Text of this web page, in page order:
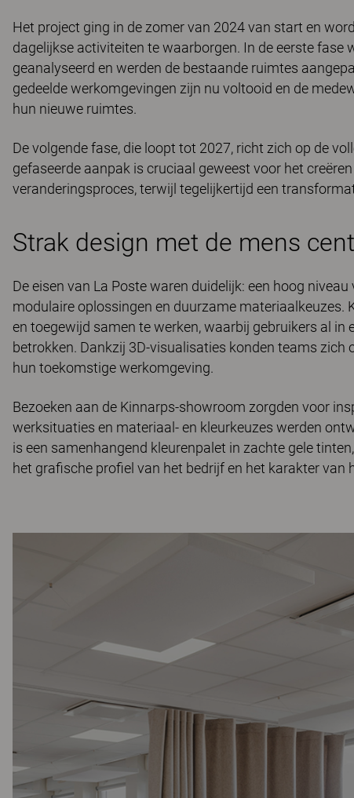
Het project ging in de zomer van 2024 van start en
dagelijkse activiteiten te waarborgen. In de eerste fase
geanalyseerd en werden de bestaande ruimtes
gedeelde werkomgevingen zijn nu voltooid en de
hun nieuwe ruimtes.
De volgende fase, die loopt tot 2027, richt zich op de
gefaseerde aanpak is cruciaal geweest voor het
veranderingsproces, terwijl tegelijkertijd een
Strak design met de mens
De eisen van La Poste waren duidelijk: een hoog
modulaire oplossingen en duurzame materiaalkeuzes.
en toegewijd samen te werken, waarbij gebruikers al in
betrokken. Dankzij 3D-visualisaties konden teams zich
hun toekomstige werkomgeving.
Bezoeken aan de Kinnarps-showroom zorgden voor
werksituaties en materiaal- en kleurkeuzes werden
is een samenhangend kleurenpalet in zachte gele
het grafische profiel van het bedrijf en het karakter van